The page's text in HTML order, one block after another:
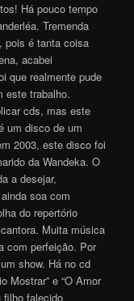
Há pouco tempo
Tremenda
pois é tanta coisa
acabei
que realmente pude
este trabalho.
cds, mas este
um disco de um
2003, este disco foi
da Wandeka. O
a desejar,
soa com
do repertório
Muita música
com perfeição. Por
show. Há no cd
Mostrar” e “O Amor
filho falecido